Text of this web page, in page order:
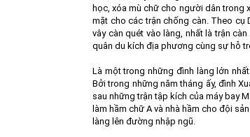
học, xóa mù chữ cho người dân trong
mặt cho các trận chống càn. Theo cụ
vây càn quét vào làng, nhất là trận
quân du kích địa phương cùng sự hỗ
Là một trong những đình làng lớn
Bởi trong những năm tháng ấy, đình
sau những trận tập kích của máy bay
làm hầm chữ A và nhà hầm cho đội
làng lên đường nhập ngũ.